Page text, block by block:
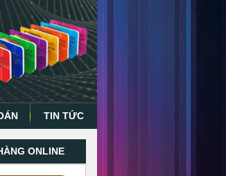
TIN TỨC
ONLINE